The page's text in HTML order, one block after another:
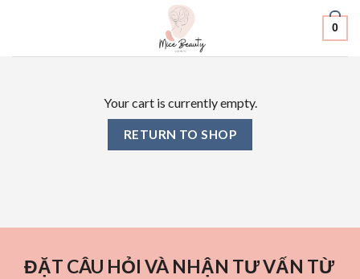
0
Your cart is currently empty.
RETURN TO SHOP
ĐẶT CÂU HỎI VÀ NHẬN TƯ VẤN TỪ